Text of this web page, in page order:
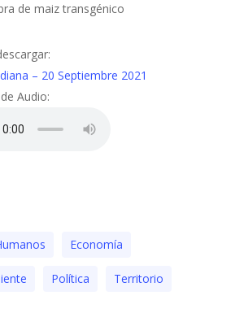
de maiz transgénico
– 20 Septiembre 2021
Audio:
Economía
Polí­tica Territorio